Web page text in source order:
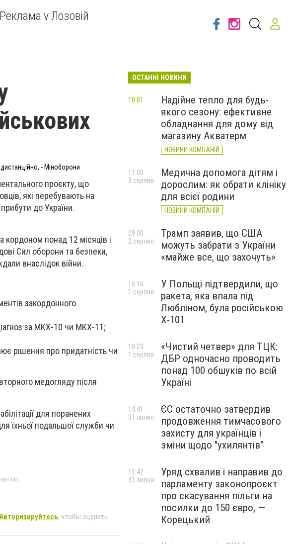
Реклама у Лозовій
- Міноборони
проєкту, що
які перебувають на
до України.
кордоном понад 12 місяців і
Сил оборони та безпеки,
внаслідок війни.
закордонного
за МКХ-10 чи МКХ-11;
рішення про придатність чи
медогляду після
для поранених
їхньої подальшої служби чи
, чтобы оценить
ОСТАННІ НОВИНИ
Надійне тепло для будь-
якого сезону: ефективне
обладнання для дому від
магазину Акватерм
НОВИНИ КОМПАНІЙ
10:01
Медична допомога дітям і
дорослим: як обрати клініку
для всієї родини
НОВИНИ КОМПАНІЙ
11:00
3 серпня
Трамп заявив, що США
можуть забрати з України
«майже все, що захочуть»
09:00
2 серпня
У Польщі підтвердили, що
ракета, яка впала під
Любліном, була російською
Х-101
15:15
1 серпня
«Чистий четвер» для ТЦК:
ДБР одночасно проводить
понад 100 обшуків по всій
Україні
10:23
1 серпня
ЄС остаточно затвердив
продовження тимчасового
захисту для українців і
зміни щодо "ухилянтів"
14:41
31 липня
Уряд схвалив і направив до
парламенту законопроєкт
про скасування пільги на
посилки до 150 євро, —
Корецький
11:42
31 липня